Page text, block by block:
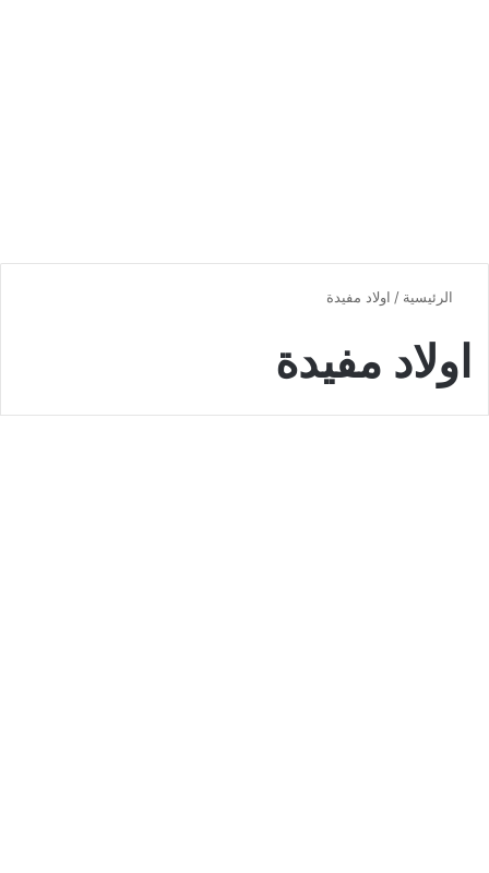
الرئيسية / اولاد مفيدة
اولاد مفيدة